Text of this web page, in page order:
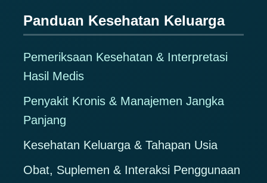
Panduan Kesehatan Keluarga
Pemeriksaan Kesehatan & Interpretasi
Hasil Medis
Penyakit Kronis & Manajemen Jangka
Panjang
Kesehatan Keluarga & Tahapan Usia
Obat, Suplemen & Interaksi Penggunaan